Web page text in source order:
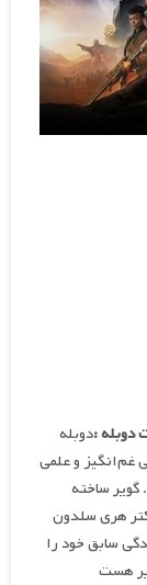
دوبله :دوبله
غم‌انگیز و علمی
ساخته
هری سلدون
سابق خود را